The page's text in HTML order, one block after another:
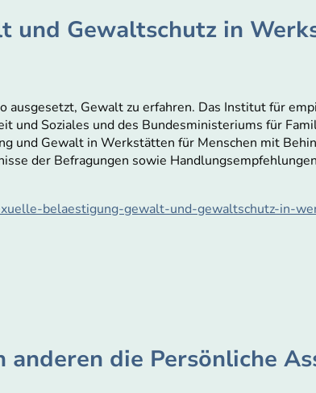
und Gewaltschutz in
ausgesetzt, Gewalt zu erfahren. Das Institut für
und Soziales und des Bundesministeriums für
und Gewalt in Werkstätten für Menschen mit
der Befragungen sowie
belaestigung-gewalt-und-gewaltschutz-in-
anderen die Persönliche